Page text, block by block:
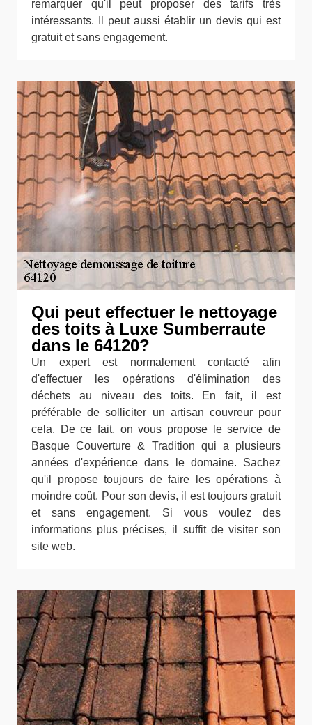
remarquer qu'il peut proposer des tarifs très
intéressants. Il peut aussi établir un devis qui est
gratuit et sans engagement.
Qui peut effectuer le nettoyage
des toits à Luxe Sumberraute
dans le 64120?
Un expert est normalement contacté afin
d'effectuer les opérations d'élimination des
déchets au niveau des toits. En fait, il est
préférable de solliciter un artisan couvreur pour
cela. De ce fait, on vous propose le service de
Basque Couverture & Tradition qui a plusieurs
années d'expérience dans le domaine. Sachez
qu'il propose toujours de faire les opérations à
moindre coût. Pour son devis, il est toujours gratuit
et sans engagement. Si vous voulez des
informations plus précises, il suffit de visiter son
site web.